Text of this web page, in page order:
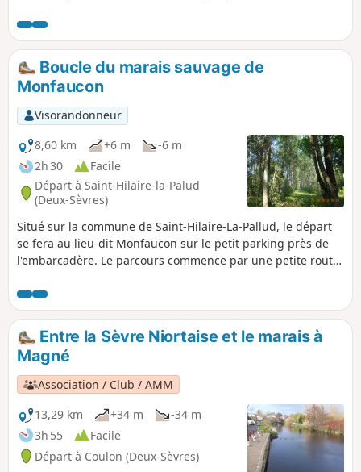
ainsi qu'une grande variété de plantes et divers animaux.
Boucle du marais sauvage de
Monfaucon
Visorandonneur
8,60 km
+6 m
-6 m
2h 30
Facile
Départ à Saint-Hilaire-la-Palud
(Deux-Sèvres)
Situé sur la commune de Saint-Hilaire-La-Pallud, le départ
se fera au lieu-dit Monfaucon sur le petit parking près de
l'embarcadère. Le parcours commence par une petite route
le plus intéressant mais sera vite oublié par la suite en
découvrant le marais sauvage au gré tout d'abord du Vieux
Mignon et des canaux à suivre sur un petit chemin
empierré blanc.
Entre la Sèvre Niortaise et le marais à
Magné
Association / Club / AMM
13,29 km
+34 m
-34 m
3h 55
Facile
Départ à Coulon (Deux-Sèvres)